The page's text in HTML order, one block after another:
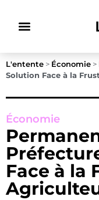
L'entente > Économie >
Solution Face à la
Économie
Face à la